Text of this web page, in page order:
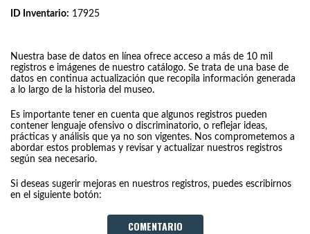
ID Inventario: 17925
Nuestra base de datos en línea ofrece acceso a más de 10 mil
registros e imágenes de nuestro catálogo. Se trata de una base de
datos en continua actualización que recopila información generada
a lo largo de la historia del museo.
Es importante tener en cuenta que algunos registros pueden
contener lenguaje ofensivo o discriminatorio, o reflejar ideas,
prácticas y análisis que ya no son vigentes. Nos comprometemos a
abordar estos problemas y revisar y actualizar nuestros registros
según sea necesario.
Si deseas sugerir mejoras en nuestros registros, puedes escribirnos
en el siguiente botón:
COMENTARIO